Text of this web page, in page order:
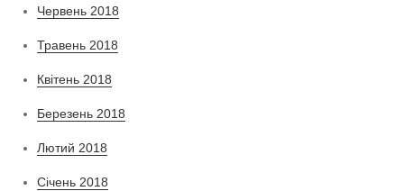
Червень 2018
Травень 2018
Квітень 2018
Березень 2018
Лютий 2018
Січень 2018